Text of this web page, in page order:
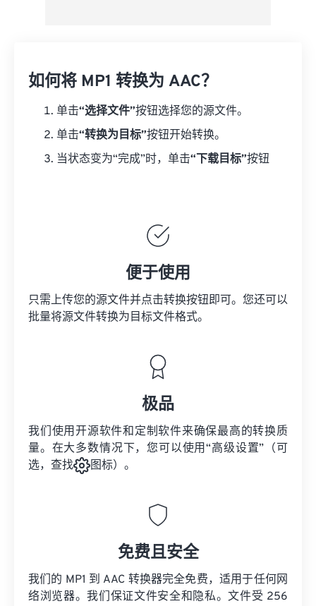
如何将 MP1 转换为 AAC？
单击“选择文件”按钮选择您的源文件。
单击“转换为目标”按钮开始转换。
当状态变为“完成”时，单击“下载目标”按钮
便于使用
只需上传您的源文件并点击转换按钮即可。您还可以
批量将源文件转换为目标文件格式。
极品
我们使用开源软件和定制软件来确保最高的转换质
量。在大多数情况下，您可以使用“高级设置”（可
选，查找
图标）。
免费且安全
我们的 MP1 到 AAC 转换器完全免费，适用于任何网
络浏览器。我们保证文件安全和隐私。文件受 256